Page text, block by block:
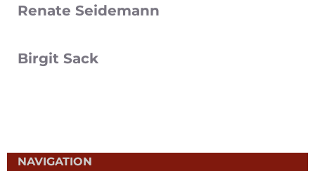
Renate Seidemann
Birgit Sack
NAVIGATION